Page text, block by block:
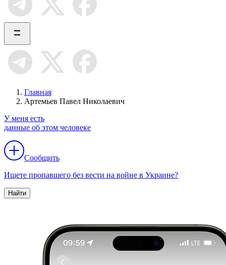
Главная
Артемьев Павел Николаевич
У меня есть
данные об этом человеке
Сообщить
Ищете пропавшего без вести на войне в Украине?
Найти